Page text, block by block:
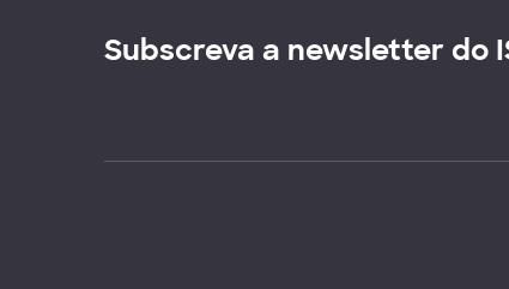
Subscreva a newsletter do